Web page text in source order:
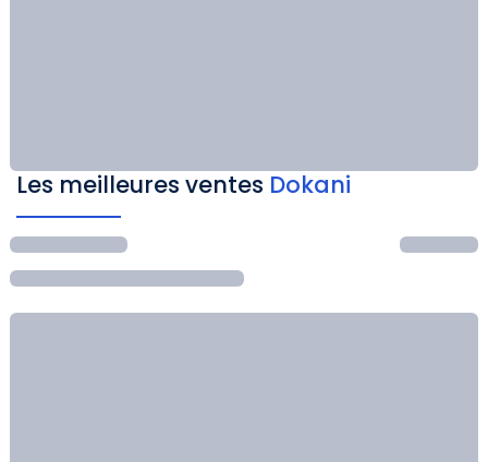
Les meilleures ventes Dokani